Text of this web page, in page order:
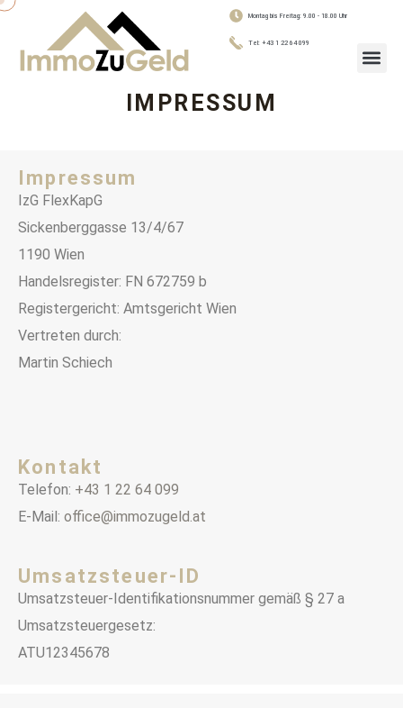
Montag bis Freitag: 9.00 - 18.00 Uhr
Tel: +43 1 22 64 099
IMPRESSUM
Impressum
IzG FlexKapG
Sickenberggasse 13/4/67
1190 Wien
Handelsregister: FN 672759 b
Registergericht: Amtsgericht Wien
Vertreten durch:
Martin Schiech
Kontakt
Telefon: +43 1 22 64 099
E-Mail: office@immozugeld.at
Umsatzsteuer-ID
Umsatzsteuer-Identifikationsnummer gemäß § 27 a
Umsatzsteuergesetz:
ATU12345678